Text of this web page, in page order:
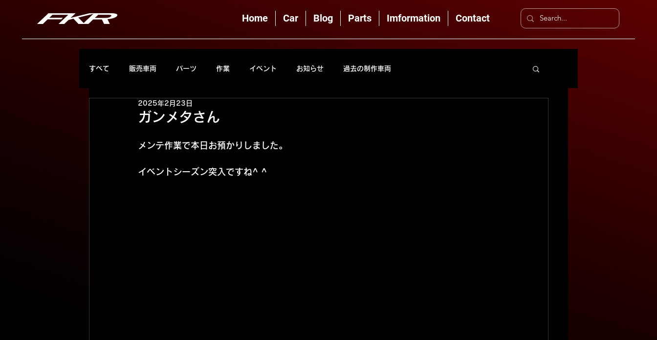
Home Car Blog Parts Imformation Contact
すべて 販売車両 パーツ 作業 イベント お知らせ 過去の制作車両
ガンメタさん
2025年2月23日
メンテ作業で本日お預かりしました。
イベントシーズン突入ですね^ ^